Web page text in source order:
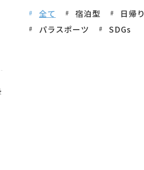
全て 宿泊型
日帰り
パラスポーツ
SDGs